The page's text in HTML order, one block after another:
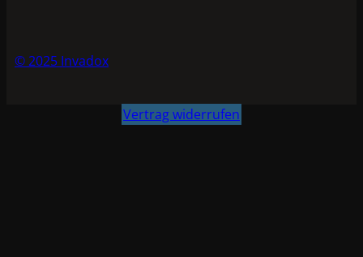
© 2025 Invadox
Vertrag widerrufen